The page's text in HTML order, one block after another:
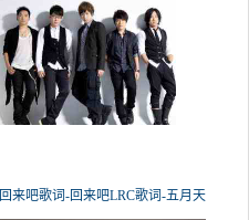
回来吧歌词-回来吧LRC歌词-五月天